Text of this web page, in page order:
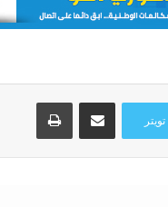
تويتر
مشاركة عبر البريد طباعة